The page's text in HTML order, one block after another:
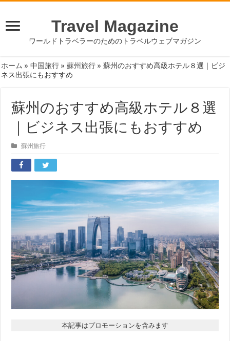
Travel Magazine
ワールドトラベラーのためのトラベルウェブマガジン
ホーム »中国旅行 »蘇州旅行 »蘇州のおすすめ高級ホテル８選｜ビジ
ネス出張にもおすすめ
蘇州のおすすめ高級ホテル８選
｜ビジネス出張にもおすすめ
蘇州旅行
本記事はプロモーションを含みます